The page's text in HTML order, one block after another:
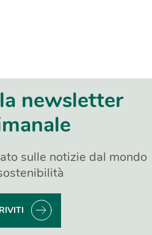
newsletter
sulle notizie dal mondo